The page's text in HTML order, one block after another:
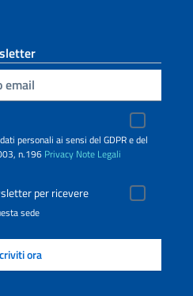
personali ai sensi del GDPR e del
n.196 Privacy Note Legali
per ricevere
sede